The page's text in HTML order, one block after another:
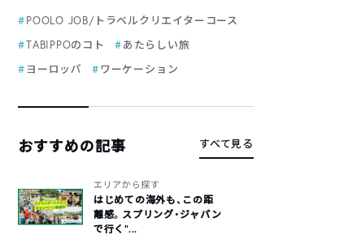
POOLO JOB/トラベルクリエイターコース
TABIPPOのコト
あたらしい旅
ヨーロッパ
ワーケーション
おすすめの記事 すべて見る
エリアから探す
はじめての海外も、この距
離感。スプリング・ジャパン
で行く“...